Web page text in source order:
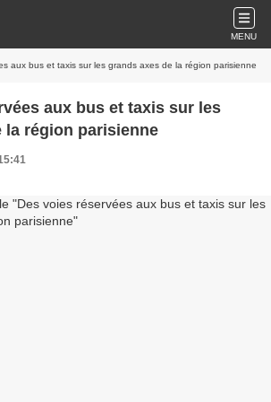
MENU
aux bus et taxis sur les grands axes de la région parisienne
aux bus et taxis sur les
la région parisienne